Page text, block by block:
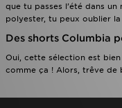
que tu passes l’été dans
polyester, tu peux oublier
Des shorts Columbia
Oui, cette sélection est
comme ça ! Alors, trêve de